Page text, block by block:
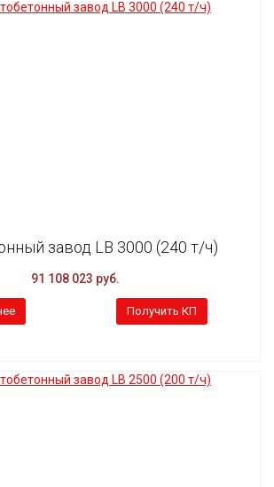
завод LB 3000 (240 т/ч)
91 108 023 руб.
Получить КП